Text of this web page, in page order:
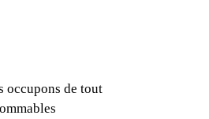
occupons de tout